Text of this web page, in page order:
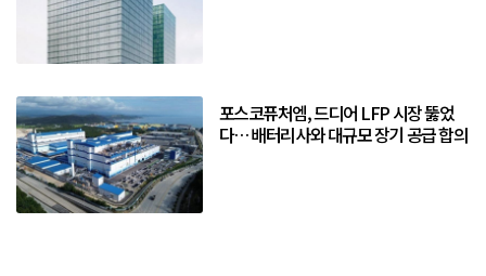
포스코퓨처엠, 드디어 LFP 시장 뚫었
다… 배터리사와 대규모 장기 공급 합의